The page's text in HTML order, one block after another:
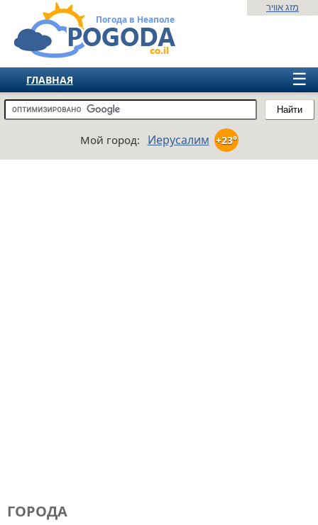
Погода в Неаполе
Найти
מזג אוויר
☰
ГЛАВНАЯ
ИЗРАИЛЬ
ЕВРОПА
Мой город: Иерусалим +23°
ГОРОДА